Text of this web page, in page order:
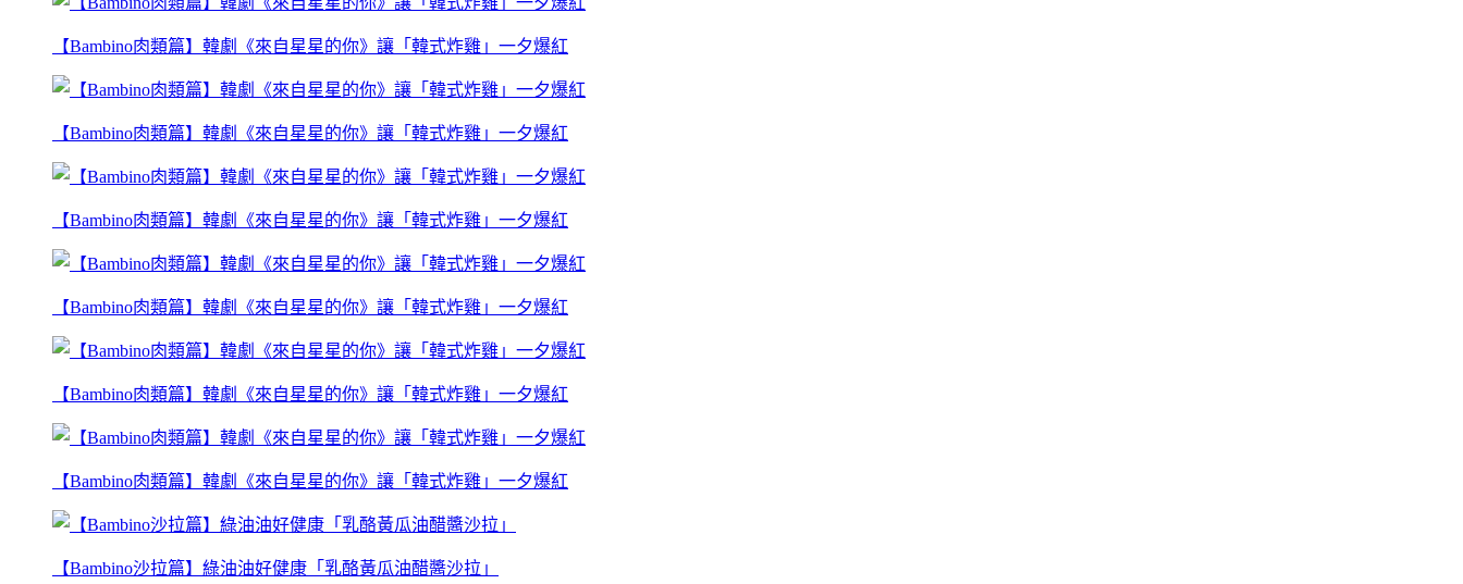
【Bambino肉類篇】韓劇《來自星星的你》讓「韓式炸雞」一夕爆紅
【Bambino肉類篇】韓劇《來自星星的你》讓「韓式炸雞」一夕爆紅
【Bambino肉類篇】韓劇《來自星星的你》讓「韓式炸雞」一夕爆紅
【Bambino肉類篇】韓劇《來自星星的你》讓「韓式炸雞」一夕爆紅
【Bambino肉類篇】韓劇《來自星星的你》讓「韓式炸雞」一夕爆紅
【Bambino肉類篇】韓劇《來自星星的你》讓「韓式炸雞」一夕爆紅
【Bambino沙拉篇】綠油油好健康「乳酪黃瓜油醋醬沙拉」